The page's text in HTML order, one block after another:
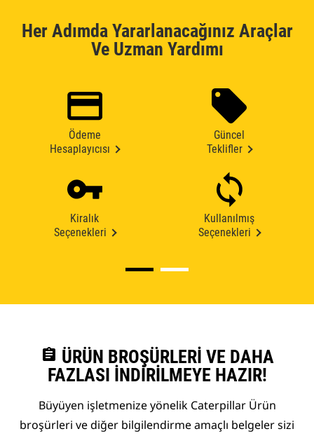
Her Adımda Yararlanacağınız Araçlar
Ve Uzman Yardımı
Ödeme
Hesaplayıcısı
Güncel
Teklifler
Kiralık
Seçenekleri
Kullanılmış
Seçenekleri
assignment ÜRÜN BROŞÜRLERI VE DAHA
FAZLASI İNDIRILMEYE HAZIR!
Büyüyen işletmenize yönelik Caterpillar Ürün
broşürleri ve diğer bilgilendirme amaçlı belgeler sizi